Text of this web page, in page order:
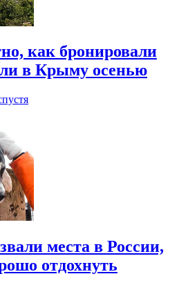
как бронировали
в Крыму осенью
места в России,
отдохнуть